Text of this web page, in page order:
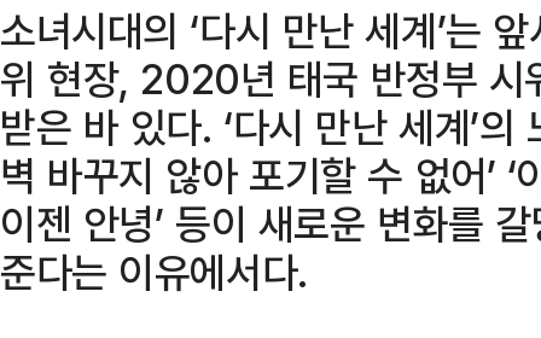
소녀시대의 ‘다시 만난 세계’는
위 현장, 2020년 태국 반정부 시
받은 바 있다. ‘다시 만난 세계’
벽 바꾸지 않아 포기할 수 없어’
이젠 안녕’ 등이 새로운 변화를
준다는 이유에서다.